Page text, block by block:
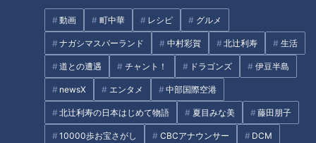
動画 町中華 レシピ グルメ
ナガシマスパーランド 中村彩賀 北辻利寿 生活
道との遭遇 チャント！ ドラゴンズ 伊豆半島
newsX エンタメ 中部国際空港
北辻利寿の日本はじめて物語 夏目みな美 藤田朋子
10000歩お宝さがし CBCアナウンサー DCM
たっくー＆ナナフシギのツイ
跡！都市伝説 #8
たっくー＆ナナフシギのツイ
跡！都市伝説 #7
タグ
エンタメ 見逃し配信 たっくー
たっくー＆ナナフシギのツイ跡！都市伝説 ナナフシギ